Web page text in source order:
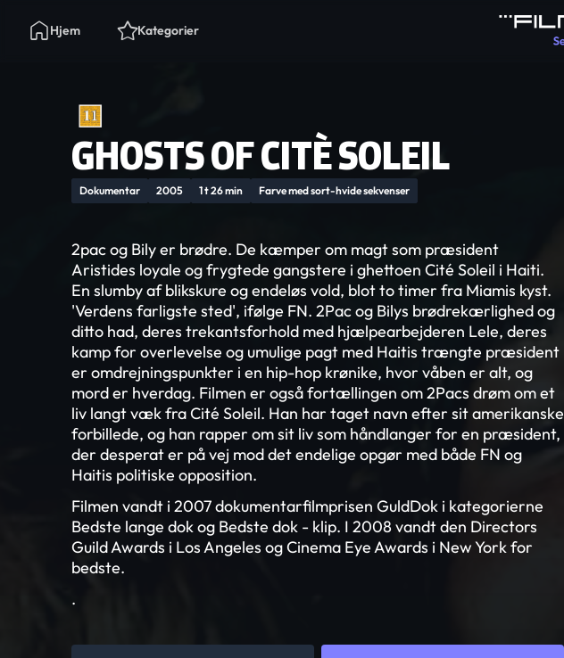
Hjem Kategorier
GHOSTS OF CITÈ SOLEIL
Dokumentar 2005 1 t 26 min Farve med sort-hvide sekvenser
2pac og Bily er brødre. De kæmper om magt som præsident
Aristides loyale og frygtede gangstere i ghettoen Cité Soleil i Haiti.
En slumby af blikskure og endeløs vold, blot to timer fra Miamis kyst.
'Verdens farligste sted', ifølge FN. 2Pac og Bilys brødrekærlighed og
ditto had, deres trekantsforhold med hjælpearbejderen Lele, deres
kamp for overlevelse og umulige pagt med Haitis trængte præsident
er omdrejningspunkter i en hip-hop krønike, hvor våben er alt, og
mord er hverdag. Filmen er også fortællingen om 2Pacs drøm om et
liv langt væk fra Cité Soleil. Han har taget navn efter sit amerikanske
forbillede, og han rapper om sit liv som håndlanger for en præsident,
der desperat er på vej mod det endelige opgør med både FN og
Haitis politiske opposition.
Filmen vandt i 2007 dokumentarfilmprisen GuldDok i kategorierne
Bedste lange dok og Bedste dok - klip. I 2008 vandt den Directors
Guild Awards i Los Angeles og Cinema Eye Awards i New York for
bedste.
.